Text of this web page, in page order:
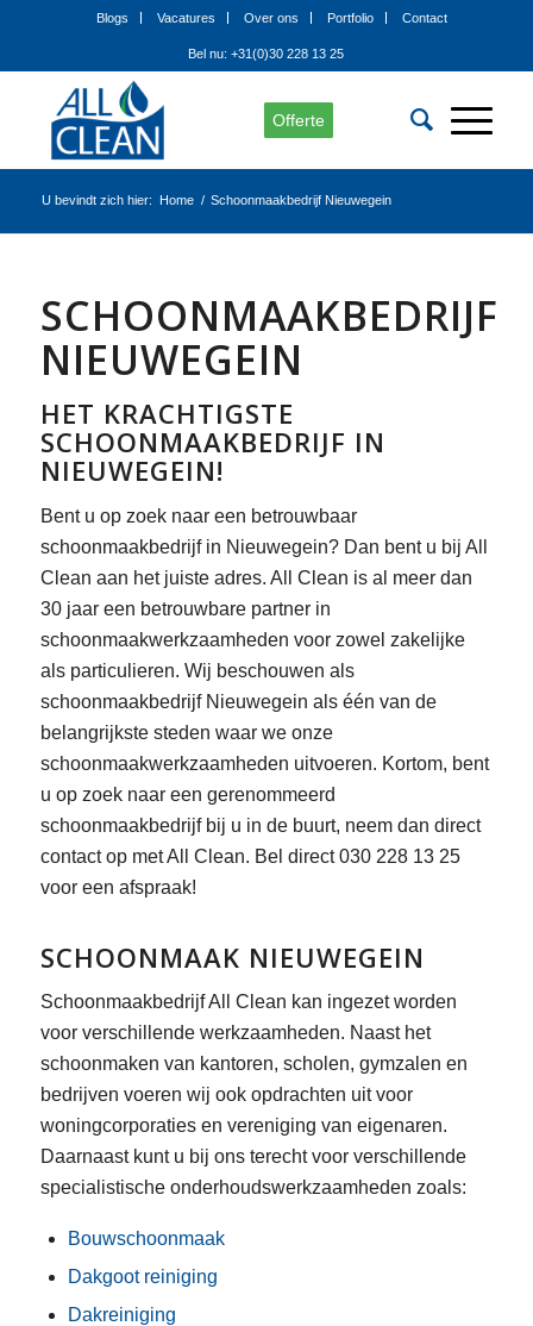
Blogs Vacatures Over ons Portfolio Contact
Bel nu: +31(0)30 228 13 25
Offerte
U bevindt zich hier: Home / Schoonmaakbedrijf Nieuwegein
SCHOONMAAKBEDRIJF
NIEUWEGEIN
HET KRACHTIGSTE
SCHOONMAAKBEDRIJF IN
NIEUWEGEIN!
Bent u op zoek naar een betrouwbaar
schoonmaakbedrijf in Nieuwegein? Dan bent u bij All
Clean aan het juiste adres. All Clean is al meer dan
30 jaar een betrouwbare partner in
schoonmaakwerkzaamheden voor zowel zakelijke
als particulieren. Wij beschouwen als
schoonmaakbedrijf Nieuwegein als één van de
belangrijkste steden waar we onze
schoonmaakwerkzaamheden uitvoeren. Kortom, bent
u op zoek naar een gerenommeerd
schoonmaakbedrijf bij u in de buurt, neem dan direct
contact op met All Clean. Bel direct 030 228 13 25
voor een afspraak!
SCHOONMAAK NIEUWEGEIN
Schoonmaakbedrijf All Clean kan ingezet worden
voor verschillende werkzaamheden. Naast het
schoonmaken van kantoren, scholen, gymzalen en
bedrijven voeren wij ook opdrachten uit voor
woningcorporaties en vereniging van eigenaren.
Daarnaast kunt u bij ons terecht voor verschillende
specialistische onderhoudswerkzaamheden zoals:
Bouwschoonmaak
Dakgoot reiniging
Dakreiniging